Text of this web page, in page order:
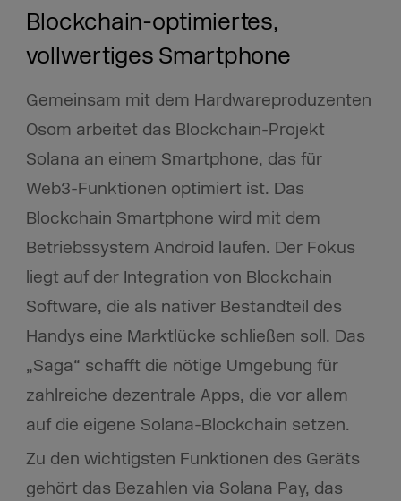
Blockchain-optimiertes,
vollwertiges Smartphone
Gemeinsam mit dem Hardwareproduzenten
Osom arbeitet das Blockchain-Projekt
Solana an einem Smartphone, das für
Web3-Funktionen optimiert ist. Das
Blockchain Smartphone wird mit dem
Betriebssystem Android laufen. Der Fokus
liegt auf der Integration von Blockchain
Software, die als nativer Bestandteil des
Handys eine Marktlücke schließen soll. Das
„Saga“ schafft die nötige Umgebung für
zahlreiche dezentrale Apps, die vor allem
auf die eigene Solana-Blockchain setzen.
Zu den wichtigsten Funktionen des Geräts
gehört das Bezahlen via Solana Pay, das